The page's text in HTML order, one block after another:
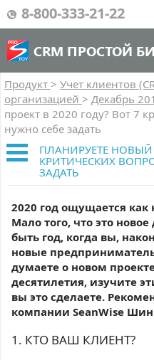
8-800-333-21-22
CRM ПРОСТОЙ
Продукт > Учет клиентов
организацией > Декабрь
проект в 2020 году? Вот 7
нужно себе задать
ПЛАНИРУЕТЕ НОВЫЙ
КРИТИЧЕСКИХ
ЗАДАТЬ
2020 год ощущается как
Мало того, что это
быть год, когда вы,
новые
думаете о новом
десятилетия, изучите
вы это сделаете.
компании SeanWise
1. КТО ВАШ КЛИЕНТ?